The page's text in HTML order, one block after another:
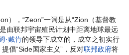
），“Zeon”一词是从“Zion（基督教
由联邦宇宙殖民计划中距离地球最远
·戴肯的领导下成立的，成立之初实行
倡“Side国家主义”，反对联邦政府将